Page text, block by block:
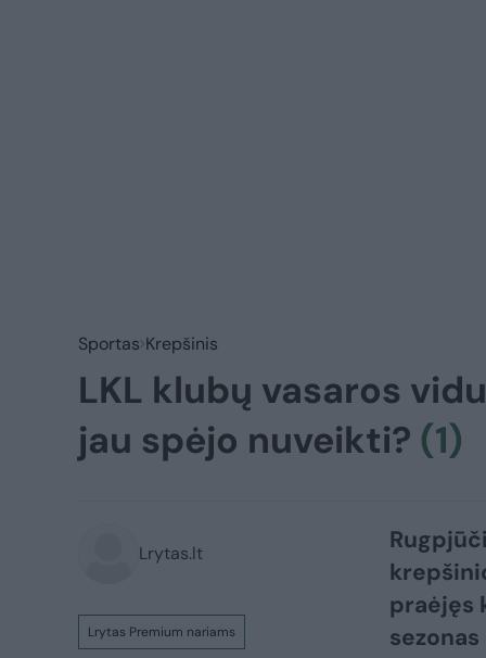
Sportas Krepšinis
LKL klubų vasaros
jau spėjo nuveikti? (1)
Lrytas.lt
Lrytas Premium nariams
praėjęs